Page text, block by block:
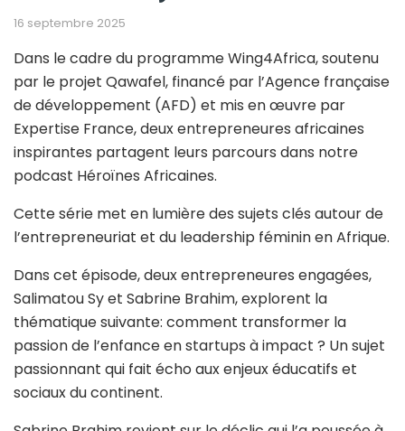
16 septembre 2025
Dans le cadre du programme Wing4Africa, soutenu
par le projet Qawafel, financé par l’Agence française
de développement (AFD) et mis en œuvre par
Expertise France, deux entrepreneures africaines
inspirantes partagent leurs parcours dans notre
podcast Héroïnes Africaines.
Cette série met en lumière des sujets clés autour de
l’entrepreneuriat et du leadership féminin en Afrique.
Dans cet épisode, deux entrepreneures engagées,
Salimatou Sy et Sabrine Brahim, explorent la
thématique suivante: comment transformer la
passion de l’enfance en startups à impact ? Un sujet
passionnant qui fait écho aux enjeux éducatifs et
sociaux du continent.